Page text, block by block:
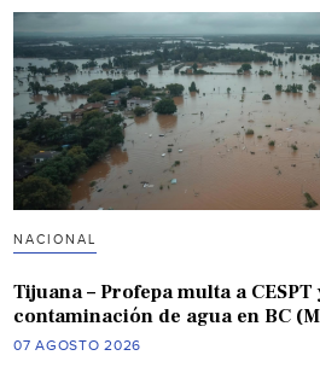
NACIONAL
Tijuana – Profepa multa a CESPT
contaminación de agua en BC
07 AGOSTO 2026